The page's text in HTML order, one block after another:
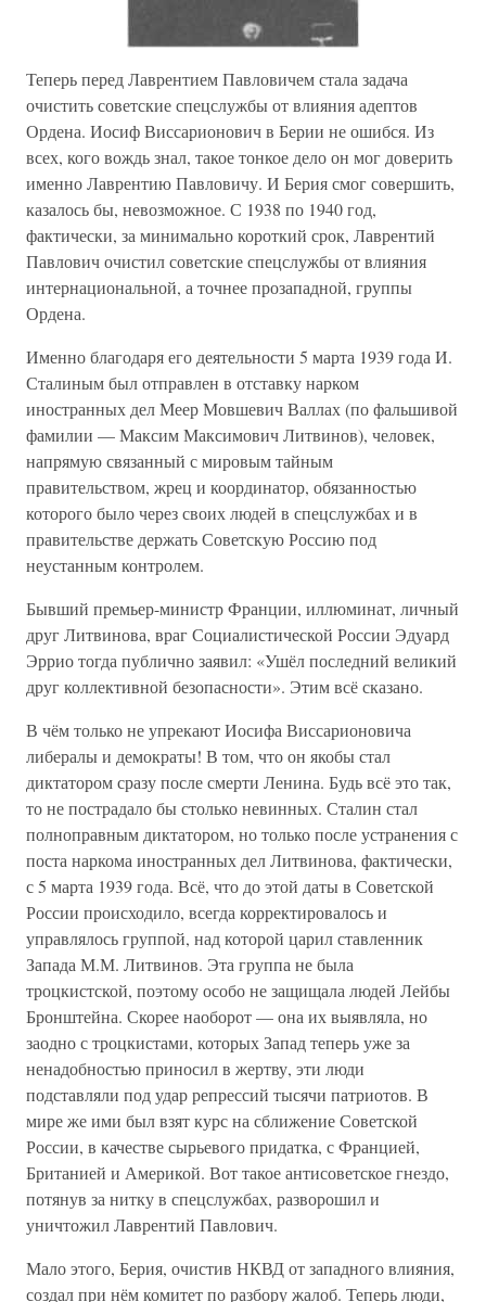
Теперь перед Лаврентием Павловичем стала задача
очистить советские спецслужбы от влияния адептов
Ордена. Иосиф Виссарионович в Берии не ошибся. Из
всех, кого вождь знал, такое тонкое дело он мог доверить
именно Лаврентию Павловичу. И Берия смог совершить,
казалось бы, невозможное. С 1938 по 1940 год,
фактически, за минимально короткий срок, Лаврентий
Павлович очистил советские спецслужбы от влияния
интернациональной, а точнее прозападной, группы
Ордена.
Именно благодаря его деятельности 5 марта 1939 года И.
Сталиным был отправлен в отставку нарком
иностранных дел Меер Мовшевич Валлах (по фальшивой
фамилии — Максим Максимович Литвинов), человек,
напрямую связанный с мировым тайным
правительством, жрец и координатор, обязанностью
которого было через своих людей в спецслужбах и в
правительстве держать Советскую Россию под
неустанным контролем.
Бывший премьер-министр Франции, иллюминат, личный
друг Литвинова, враг Социалистической России Эдуард
Эррио тогда публично заявил: «Ушёл последний великий
друг коллективной безопасности». Этим всё сказано.
В чём только не упрекают Иосифа Виссарионовича
либералы и демократы! В том, что он якобы стал
диктатором сразу после смерти Ленина. Будь всё это так,
то не пострадало бы столько невинных. Сталин стал
полноправным диктатором, но только после устранения с
поста наркома иностранных дел Литвинова, фактически,
с 5 марта 1939 года. Всё, что до этой даты в Советской
России происходило, всегда корректировалось и
управлялось группой, над которой царил ставленник
Запада М.М. Литвинов. Эта группа не была
троцкистской, поэтому особо не защищала людей Лейбы
Бронштейна. Скорее наоборот — она их выявляла, но
заодно с троцкистами, которых Запад теперь уже за
ненадобностью приносил в жертву, эти люди
подставляли под удар репрессий тысячи патриотов. В
мире же ими был взят курс на сближение Советской
России, в качестве сырьевого придатка, с Францией,
Британией и Америкой. Вот такое антисоветское гнездо,
потянув за нитку в спецслужбах, разворошил и
уничтожил Лаврентий Павлович.
Мало этого, Берия, очистив НКВД от западного влияния,
создал при нём комитет по разбору жалоб. Теперь люди,